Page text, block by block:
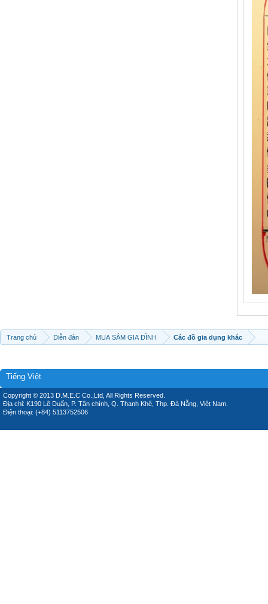
Trang chủ Diễn đàn MUA SẮM GIA ĐÌNH Các đồ gia dụng khác
Tiếng Việt
Copyright © 2013 D.M.E.C Co.,Ltd, All Rights Reserved.
Địa chỉ: K190 Lê Duẩn, P. Tân chính, Q. Thanh Khê, Thp. Đà Nẵng, Việt Nam.
Điện thoại: (+84) 5113752506